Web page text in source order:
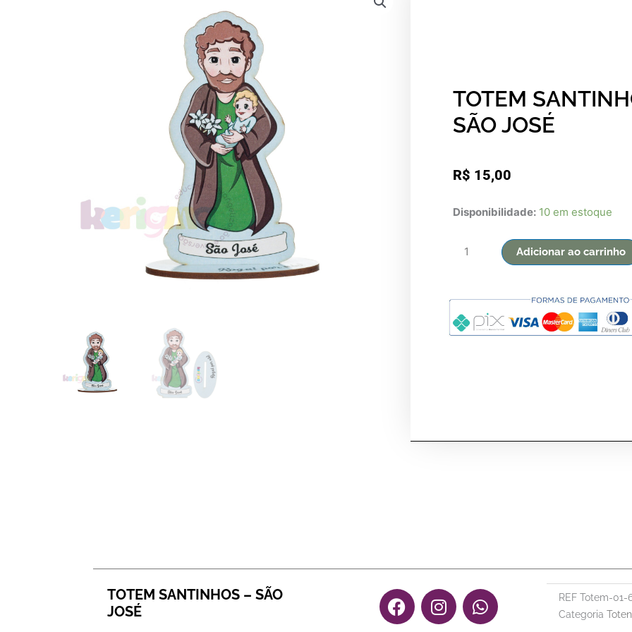
TOTEM
SÃO JOSÉ
R$ 15,00
Disponibilidade: 10 em estoque
TOTEM
quantidade
Adicionar ao carrinho
TOTEM SANTINHOS – SÃO
JOSÉ
F
a
I
n
W
h
REF Totem-01-
Categoria